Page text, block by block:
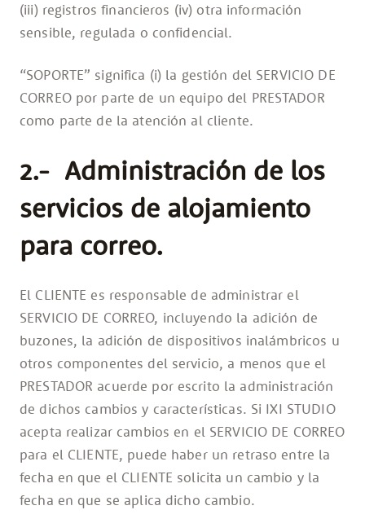
(iii) registros financieros (iv) otra información
sensible, regulada o confidencial.
“SOPORTE” significa (i) la gestión del SERVICIO DE
CORREO por parte de un equipo del PRESTADOR
como parte de la atención al cliente.
2.- Administración de los
servicios de alojamiento
para correo.
El CLIENTE es responsable de administrar el
SERVICIO DE CORREO, incluyendo la adición de
buzones, la adición de dispositivos inalámbricos u
otros componentes del servicio, a menos que el
PRESTADOR acuerde por escrito la administración
de dichos cambios y características. Si IXI STUDIO
acepta realizar cambios en el SERVICIO DE CORREO
para el CLIENTE, puede haber un retraso entre la
fecha en que el CLIENTE solicita un cambio y la
fecha en que se aplica dicho cambio.